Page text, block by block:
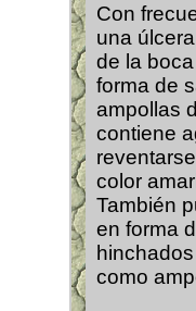
Con
una
de la
forma de
ampollas
contiene
color
También
en forma
como